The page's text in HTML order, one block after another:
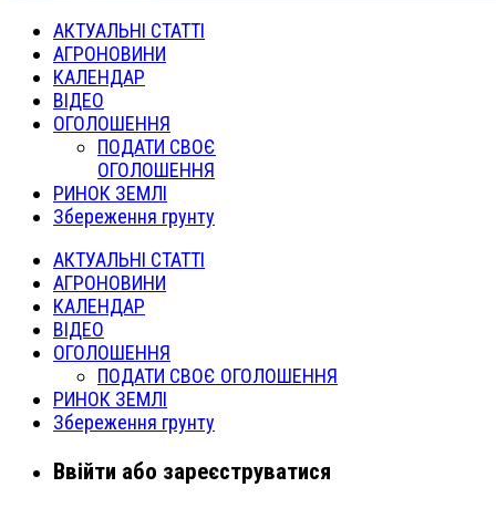
АКТУАЛЬНІ СТАТТІ
АГРОНОВИНИ
КАЛЕНДАР
ВІДЕО
ОГОЛОШЕННЯ
ПОДАТИ СВОЄ
ОГОЛОШЕННЯ
РИНОК ЗЕМЛІ
Збереження грунту
АКТУАЛЬНІ СТАТТІ
АГРОНОВИНИ
КАЛЕНДАР
ВІДЕО
ОГОЛОШЕННЯ
ПОДАТИ СВОЄ ОГОЛОШЕННЯ
РИНОК ЗЕМЛІ
Збереження грунту
Ввійти або зареєструватися